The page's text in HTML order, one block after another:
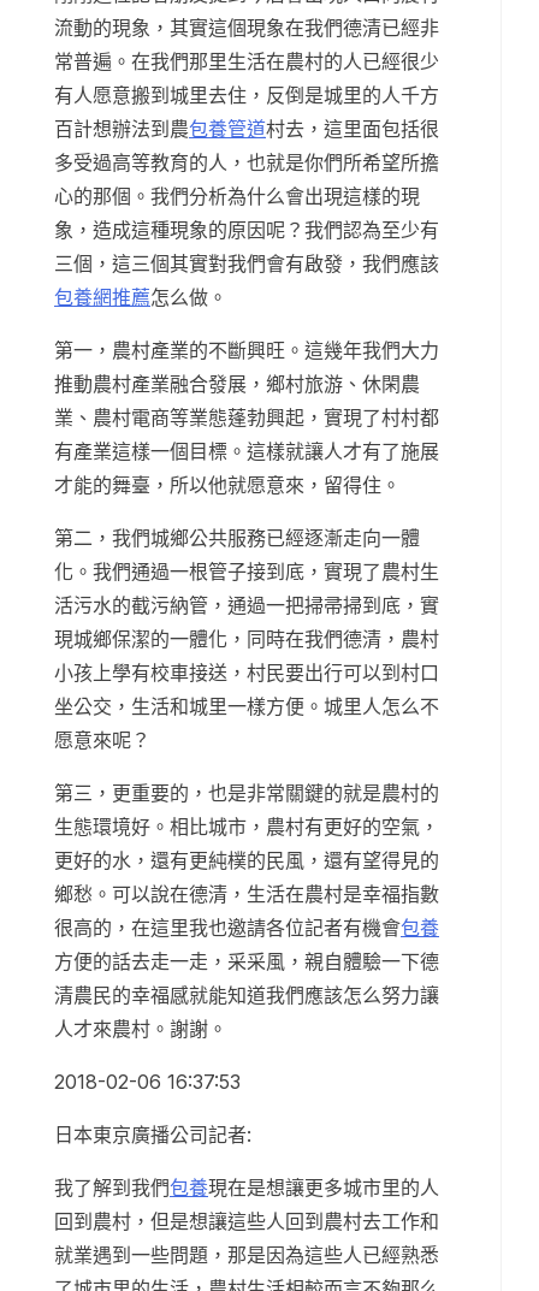
流動的現象，其實這個現象在我們德清已經非
常普遍。在我們那里生活在農村的人已經很少
有人愿意搬到城里去住，反倒是城里的人千方
百計想辦法到農包養管道村去，這里面包括很
多受過高等教育的人，也就是你們所希望所擔
心的那個。我們分析為什么會出現這樣的現
象，造成這種現象的原因呢？我們認為至少有
三個，這三個其實對我們會有啟發，我們應該
包養網推薦怎么做。
第一，農村產業的不斷興旺。這幾年我們大力
推動農村產業融合發展，鄉村旅游、休閑農
業、農村電商等業態蓬勃興起，實現了村村都
有產業這樣一個目標。這樣就讓人才有了施展
才能的舞臺，所以他就愿意來，留得住。
第二，我們城鄉公共服務已經逐漸走向一體
化。我們通過一根管子接到底，實現了農村生
活污水的截污納管，通過一把掃帚掃到底，實
現城鄉保潔的一體化，同時在我們德清，農村
小孩上學有校車接送，村民要出行可以到村口
坐公交，生活和城里一樣方便。城里人怎么不
愿意來呢？
第三，更重要的，也是非常關鍵的就是農村的
生態環境好。相比城市，農村有更好的空氣，
更好的水，還有更純樸的民風，還有望得見的
鄉愁。可以說在德清，生活在農村是幸福指數
很高的，在這里我也邀請各位記者有機會包養
方便的話去走一走，采采風，親自體驗一下德
清農民的幸福感就能知道我們應該怎么努力讓
人才來農村。謝謝。
2018-02-06 16:37:53
日本東京廣播公司記者:
我了解到我們包養現在是想讓更多城市里的人
回到農村，但是想讓這些人回到農村去工作和
就業遇到一些問題，那是因為這些人已經熟悉